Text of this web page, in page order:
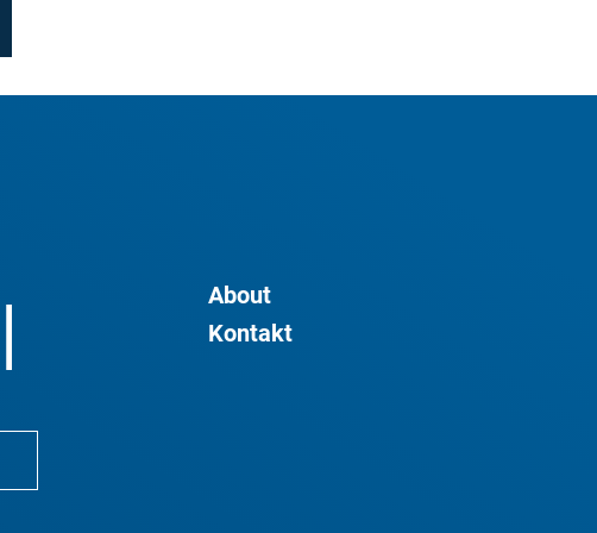
About
Kontakt